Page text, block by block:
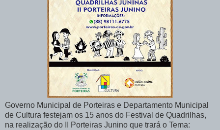
Governo Municipal de Porteiras e Departamento Municipal
de Cultura festejam os 15 anos do Festival de Quadrilhas,
na realização do II Porteiras Junino que trará o Tema: